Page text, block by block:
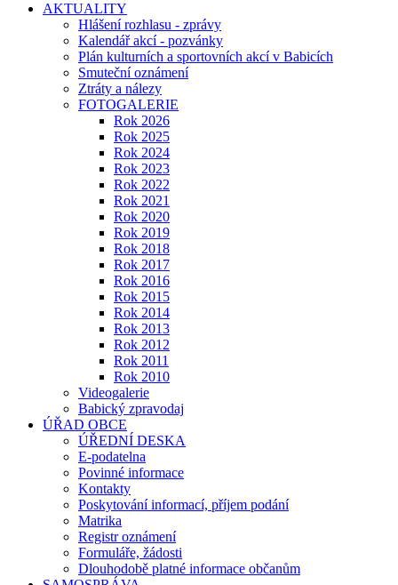
AKTUALITY
Hlášení rozhlasu - zprávy
Kalendář akcí - pozvánky
Plán kulturních a sportovních akcí v Babicích
Smuteční oznámení
Ztráty a nálezy
FOTOGALERIE
Rok 2026
Rok 2025
Rok 2024
Rok 2023
Rok 2022
Rok 2021
Rok 2020
Rok 2019
Rok 2018
Rok 2017
Rok 2016
Rok 2015
Rok 2014
Rok 2013
Rok 2012
Rok 2011
Rok 2010
Videogalerie
Babický zpravodaj
ÚŘAD OBCE
ÚŘEDNÍ DESKA
E-podatelna
Povinné informace
Kontakty
Poskytování informací, příjem podání
Matrika
Registr oznámení
Formuláře, žádosti
Dlouhodobě platné informace občanům